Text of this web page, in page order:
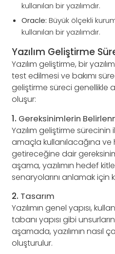
kullanılan bir yazılımdır.
Oracle: Büyük ölçekli
kullanılan bir yazılımdır.
Yazılım Geliştirme
Yazılım geliştirme, bir
test edilmesi ve bakımı
geliştirme süreci genellikle
oluşur:
1. Gereksinimlerin
Yazılım geliştirme sürecinin
amaçla kullanılacağına ve
getireceğine dair
aşama, yazılımın hedef
senaryolarını anlamak için
2. Tasarım
Yazılımın genel yapısı,
tabanı yapısı gibi unsurların
aşamada, yazılımın nasıl
oluşturulur.